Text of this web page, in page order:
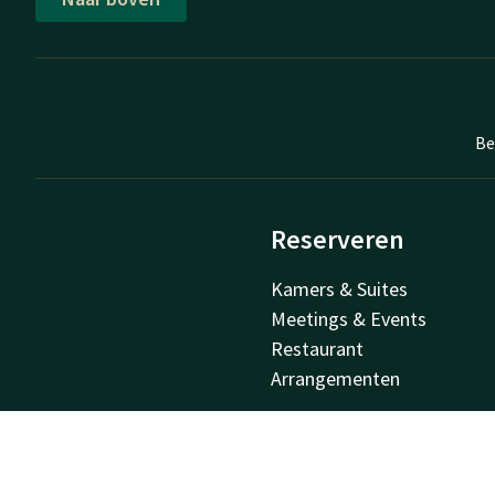
Reserveren
Kamers & Suites
Meetings & Events
Restaurant
Arrangementen